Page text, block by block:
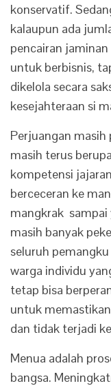
konservatif.
kalaupun ada
pencairan
untuk berbisnis,
dikelola secara
kesejahteraan si
Perjuangan masih
masih terus
kompetensi
berceceran ke
mangkrak sampai
masih banyak
seluruh
warga individu
tetap bisa
untuk
dan tidak terjadi
Menua adalah
bangsa.